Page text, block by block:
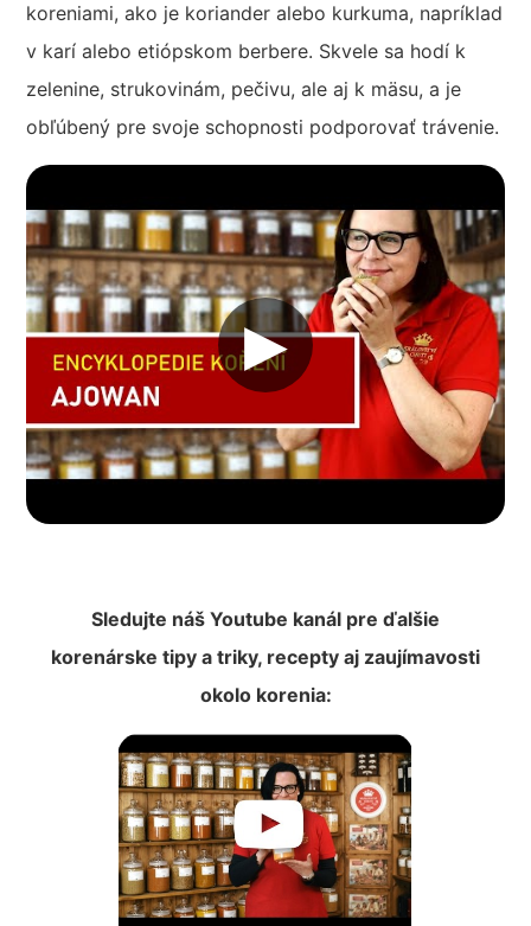
koreniami, ako je koriander alebo kurkuma, napríklad
v karí alebo etiópskom berbere. Skvele sa hodí k
zelenine, strukovinám, pečivu, ale aj k mäsu, a je
obľúbený pre svoje schopnosti podporovať trávenie.
▶︎
Sledujte náš Youtube kanál pre ďalšie
korenárske tipy a triky, recepty aj zaujímavosti
okolo korenia: